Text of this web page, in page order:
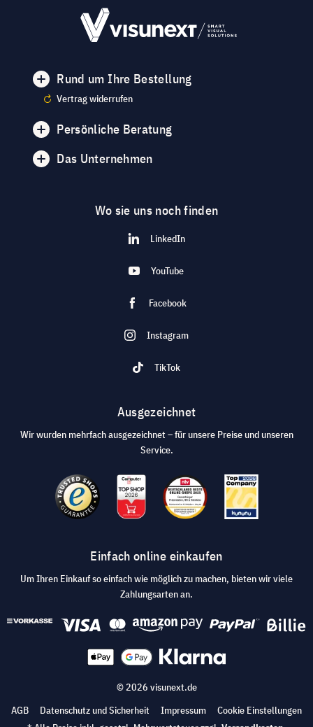
Rund um Ihre Bestellung
Vertrag widerrufen
Persönliche Beratung
Das Unternehmen
Wo sie uns noch finden
LinkedIn
YouTube
Facebook
Instagram
TikTok
Ausgezeichnet
Wir wurden mehrfach ausgezeichnet – für unsere Preise und unseren
Service.
Einfach online einkaufen
Um Ihren Einkauf so einfach wie möglich zu machen, bieten wir viele
Zahlungsarten an.
© 2026 visunext.de
AGB
Datenschutz und Sicherheit Impressum
Cookie Einstellungen